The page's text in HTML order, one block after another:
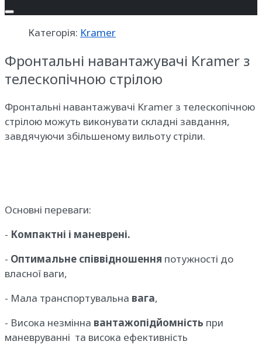
Категорія: Kramer
Фронтальні навантажувачі Kramer з
телескопічною стрілою
Фронтальні навантажувачі Kramer з телескопічною
стрілою можуть виконувати складні завдання,
завдячуючи збільшеному вильоту стріли.
Основні переваги:
- Компактні і маневрені.
- Оптимальне співвідношення потужності до
власної ваги,
- Мала транспортувальна вага,
- Висока незмінна вантажопідйомність при
маневруванні та висока ефективність